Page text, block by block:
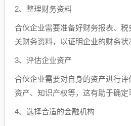
2、整理财务资料
合伙企业需要准备好财务报表、
关财务资料，以证明企业的财务状
3、评估企业资产
合伙企业需要对自身的资产进行
资产、知识产权等，这有助于确定
4、选择合适的金融机构